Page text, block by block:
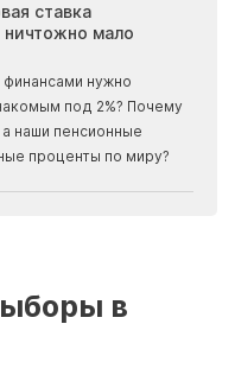
ставка
ничтожно мало
нужно
под 2%? Почему
наши пенсионные
проценты по миру?
в